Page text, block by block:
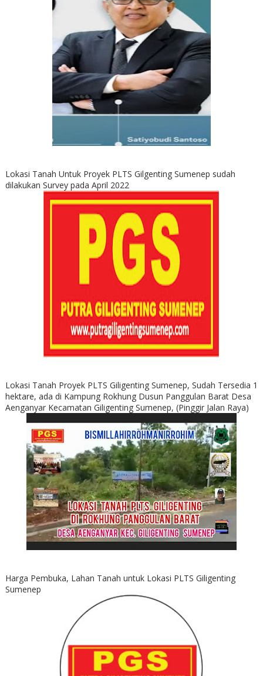
Lokasi Tanah Untuk Proyek PLTS Gilgenting Sumenep sudah
dilakukan Survey pada April 2022
Lokasi Tanah Proyek PLTS Giligenting Sumenep, Sudah Tersedia 1
hektare, ada di Kampung Rokhung Dusun Panggulan Barat Desa
Aenganyar Kecamatan Giligenting Sumenep, (Pinggir Jalan Raya)
Harga Pembuka, Lahan Tanah untuk Lokasi PLTS Giligenting
Sumenep